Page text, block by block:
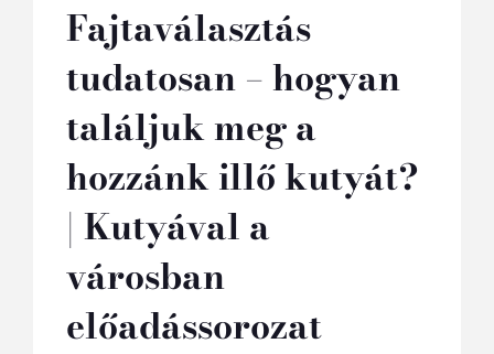
Fajtaválasztás
tudatosan – hogyan
találjuk meg a
hozzánk illő kutyát?
| Kutyával a
városban
előadássorozat